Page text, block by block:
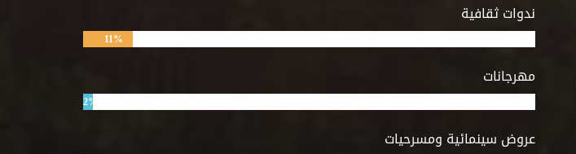
ندوات ثقافية
11%
مهرجانات
2%
عروض سينمائية ومسرحيات